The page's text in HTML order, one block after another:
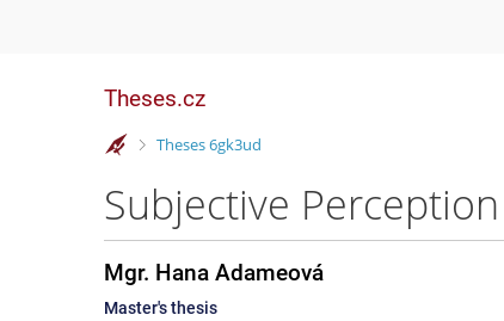
Theses.cz
>
Theses 6gk3ud
Mgr. Hana Adameová
Master's thesis